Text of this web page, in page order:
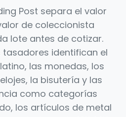
Post separa el valor
de coleccionista
lote antes de cotizar.
tasadores identifican el
las monedas, los
la bisutería y las
como categorías
los artículos de metal